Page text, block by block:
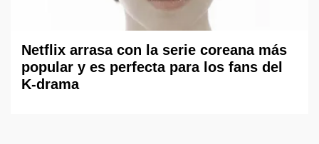
Netflix arrasa con la serie coreana más
popular y es perfecta para los fans del
K-drama